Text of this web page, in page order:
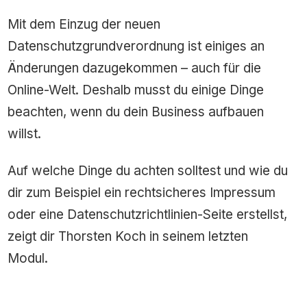
Mit dem Einzug der neuen
Datenschutzgrundverordnung ist einiges an
Änderungen dazugekommen – auch für die
Online-Welt. Deshalb musst du einige Dinge
beachten, wenn du dein Business aufbauen
willst.
Auf welche Dinge du achten solltest und wie du
dir zum Beispiel ein rechtsicheres Impressum
oder eine Datenschutzrichtlinien-Seite erstellst,
zeigt dir Thorsten Koch in seinem letzten
Modul.